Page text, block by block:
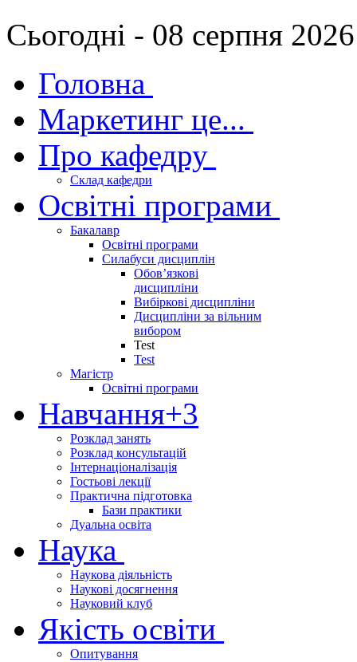
Сьогодні - 08 серпня
Головна
Маркетинг це...
Про кафедру
Склад кафедри
Освітні програми
Бакалавр
Освітні програми
Силабуси дисциплін
Обов’язкові
дисципліни
Вибіркові дисципліни
Дисципліни за вільним
вибором
Test
Test
Магістр
Освітні програми
Навчання+3
Розклад занять
Розклад консультацій
Інтернаціоналізація
Гостьові лекції
Практична підготовка
Бази практики
Дуальна освіта
Наука
Наукова діяльність
Наукові досягнення
Науковий клуб
Якість освіти
Опитування